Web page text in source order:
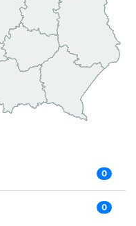
0
0